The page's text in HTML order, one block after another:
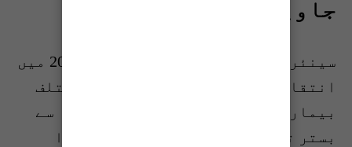
جاوید کوڈو
سینئر اداکار جاوید کوڈو اپریل 2025 میں
انتقال کر گئے۔ وہ طویل عرصے سے مختلف
بیماریوں میں مبتلا تھے اور کئی ماہ سے
بستر تک محدود تھے۔ ان کے بیٹے شیرا